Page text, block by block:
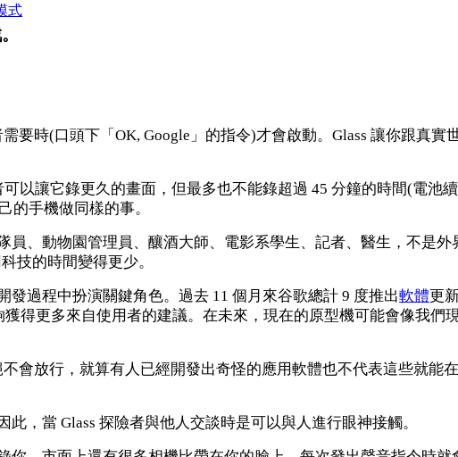
式
要時(口頭下「OK, Google」的指令)才會啟動。Glass 讓你跟真實
可以讓它錄更久的畫面，但最多也不能錄超過 45 分鐘的時間(電池
的手機做同樣的事。
員、動物園管理員、釀酒大師、電影系學生、記者、醫生，不是
技的時間變得更少。
發過程中扮演關鍵角色。過去 11 個月來谷歌總計 9 度推出軟體更
得更多來自使用者的建議。在未來，現在的原型機可能會像我們
會放行，就算有人已經開發出奇怪的應用軟體也不代表這些就能
，當 Glass 探險者與他人交談時是可以與人進行眼神接觸。